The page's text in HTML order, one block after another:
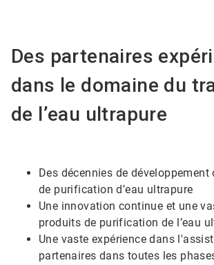
Des partenaires
dans le domaine du
de l’eau ultrapure
Des décennies de développement
de purification d’eau ultrapure
Une innovation continue et une
produits de purification de l’eau
Une vaste expérience dans
partenaires dans toutes les